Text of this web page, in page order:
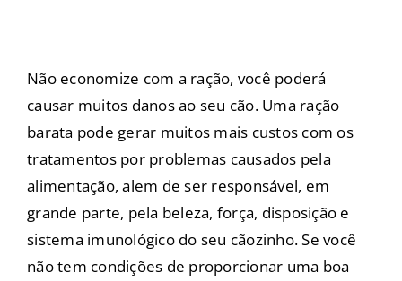
Não economize com a ração, você poderá
causar muitos danos ao seu cão. Uma ração
barata pode gerar muitos mais custos com os
tratamentos por problemas causados pela
alimentação, alem de ser responsável, em
grande parte, pela beleza, força, disposição e
sistema imunológico do seu cãozinho. Se você
não tem condições de proporcionar uma boa